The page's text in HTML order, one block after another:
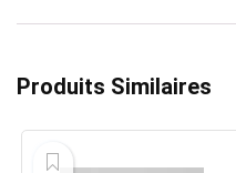
Produits Similaires